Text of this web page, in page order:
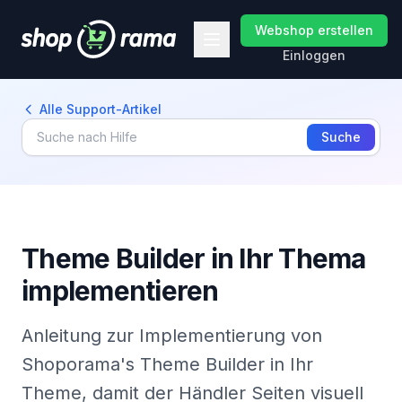
Webshop erstellen
Einloggen
Alle Support-Artikel
Suche
Theme Builder in Ihr Thema
implementieren
Anleitung zur Implementierung von
Shoporama's Theme Builder in Ihr
Theme, damit der Händler Seiten visuell